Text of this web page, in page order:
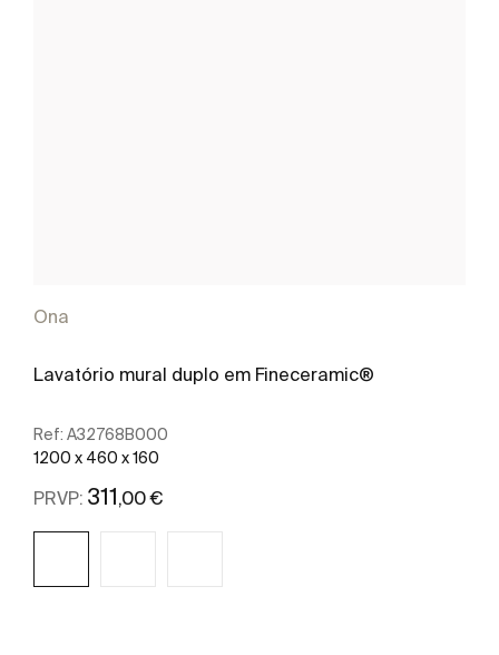
Ona
Lavatório mural duplo em Fineceramic®
Ref: A32768B000
1200 x 460 x 160
PRVP: 311,00 €